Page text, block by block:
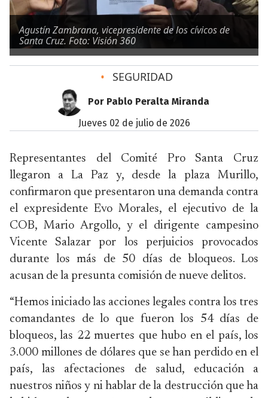
Agustín Zambrana, vicepresidente de los cívicos de
Santa Cruz. Foto: Visión 360
• SEGURIDAD
Por Pablo Peralta Miranda
jueves 02 de julio de 2026
Representantes del Comité Pro Santa Cruz
llegaron a La Paz y, desde la plaza Murillo,
confirmaron que presentaron una demanda contra
el expresidente Evo Morales, el ejecutivo de la
COB, Mario Argollo, y el dirigente campesino
Vicente Salazar por los perjuicios provocados
durante los más de 50 días de bloqueos. Los
acusan de la presunta comisión de nueve delitos.
“Hemos iniciado las acciones legales contra los tres
comandantes de lo que fueron los 54 días de
bloqueos, las 22 muertes que hubo en el país, los
3.000 millones de dólares que se han perdido en el
país, las afectaciones de salud, educación a
nuestros niños y ni hablar de la destrucción que ha